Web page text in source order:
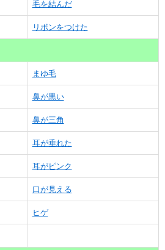
毛を結んだ
リボンをつけた
まゆ毛
鼻が黒い
鼻が三角
耳が垂れた
耳がピンク
口が見える
ヒゲ